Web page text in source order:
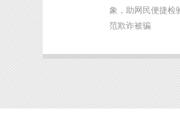
象，助网民便捷检
范欺诈被骗